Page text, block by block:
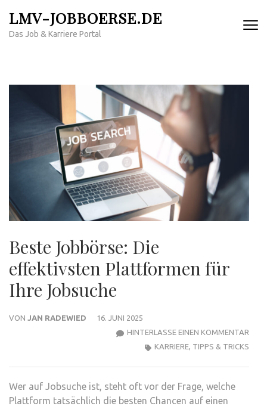
Inhalt
springen
LMV-JOBBOERSE.DE
Das Job & Karriere Portal
Beste Jobbörse: Die
effektivsten Plattformen für
Ihre Jobsuche
VON JAN RADEWIED
16. JUNI 2025
HINTERLASSE EINEN KOMMENTAR
KARRIERE, TIPPS & TRICKS
Wer auf Jobsuche ist, steht oft vor der Frage, welche
Plattform tatsächlich die besten Chancen auf einen